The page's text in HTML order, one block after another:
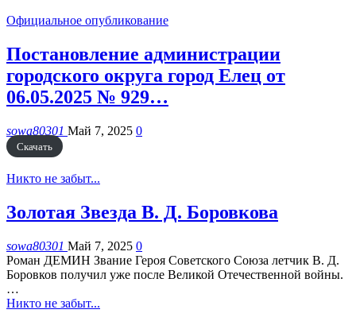
Официальное опубликование
Постановление администрации
городского округа город Елец от
06.05.2025 № 929…
sowa80301 Май 7, 2025 0
Скачать
Никто не забыт...
Золотая Звезда В. Д. Боровкова
sowa80301 Май 7, 2025 0
Роман ДЕМИН Звание Героя Советского Союза летчик В. Д.
Боровков получил уже после Великой Отечественной войны.
…
Никто не забыт...